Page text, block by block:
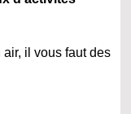
il vous faut des